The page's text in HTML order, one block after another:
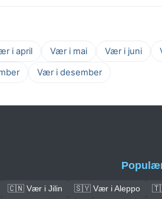
i april Vær i mai Vær i juni
Vær i desember
🇨🇳 Vær i Jilin 🇸🇾 Vær i Aleppo